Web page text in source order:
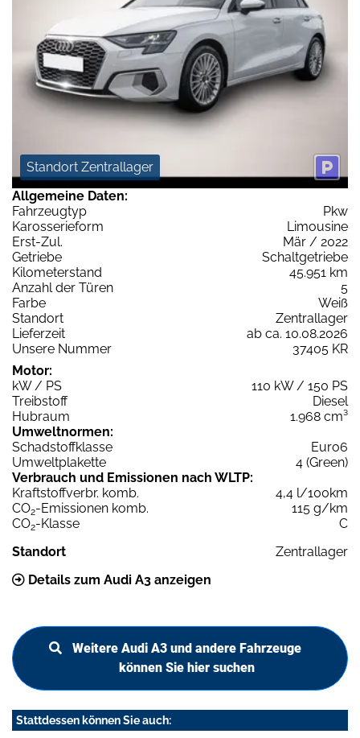
Standort Zentrallager
Allgemeine Daten:
Fahrzeugtyp
Pkw
Karosserieform
Limousine
Erst-Zul.
Mär / 2022
Getriebe
Schaltgetriebe
Kilometerstand
45.951 km
Anzahl der Türen
5
Farbe
Weiß
Standort
Zentrallager
Lieferzeit
ab ca. 10.08.2026
Unsere Nummer
37405 KR
Motor:
kW / PS
110 kW / 150 PS
Treibstoff
Diesel
Hubraum
1.968 cm³
Umweltnormen:
Schadstoffklasse
Euro6
Umweltplakette
4 (Green)
Verbrauch und Emissionen nach WLTP:
Kraftstoffverbr. komb.
4,4 l/100km
CO2-Emissionen komb.
115 g/km
CO2-Klasse
C
Standort
Zentrallager
Details zum Audi A3 anzeigen
Weitere Audi A3 und andere Fahrzeuge
können Sie hier suchen
Stattdessen können Sie auch: